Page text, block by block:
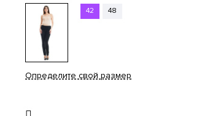
42 48
Определите свой размер